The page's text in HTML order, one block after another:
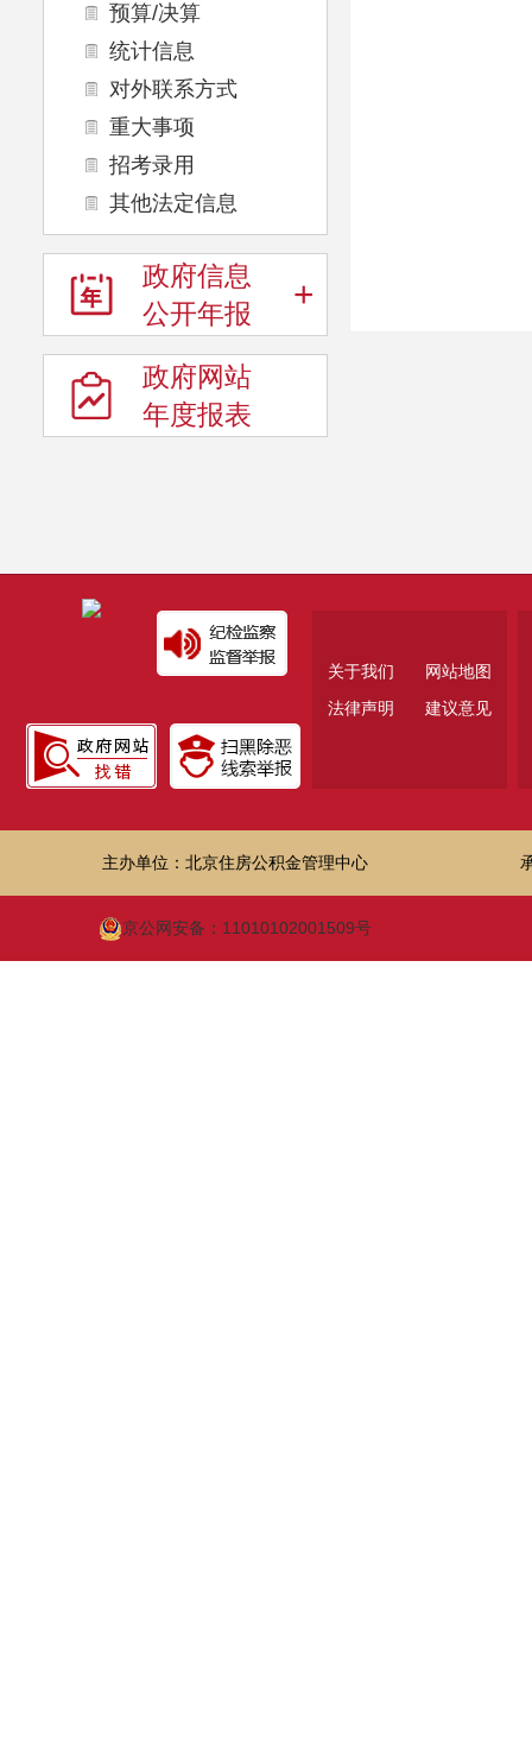
预算/决算
统计信息
对外联系方式
重大事项
招考录用
其他法定信息
政府信息
公开年报
+
政府网站
年度报表
关于我们
网站地图
法律声明
建议意见
主办单位：北京住房公积金管理中心
京公网安备：11010102001509号